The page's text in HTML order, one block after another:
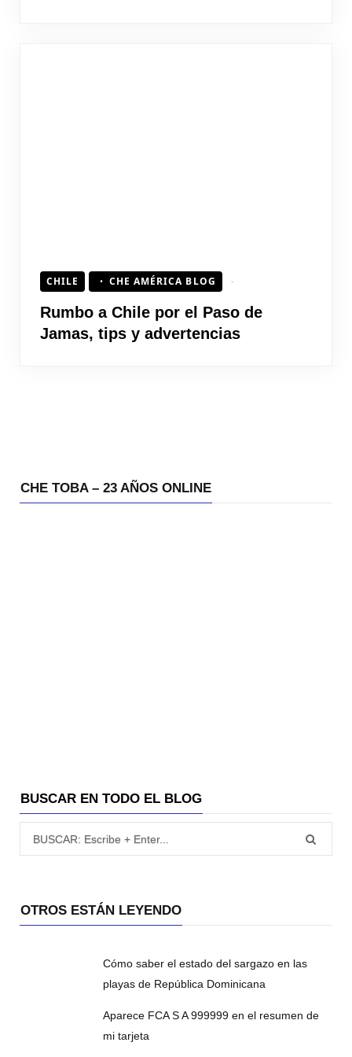
CHILE CHE AMÉRICA BLOG
Rumbo a Chile por el Paso de
Jamas, tips y advertencias
CHE TOBA – 23 AÑOS ONLINE
BUSCAR EN TODO EL BLOG
OTROS ESTÁN LEYENDO
Cómo saber el estado del sargazo en las
playas de República Dominicana
Aparece FCA S A 999999 en el resumen de
mi tarjeta